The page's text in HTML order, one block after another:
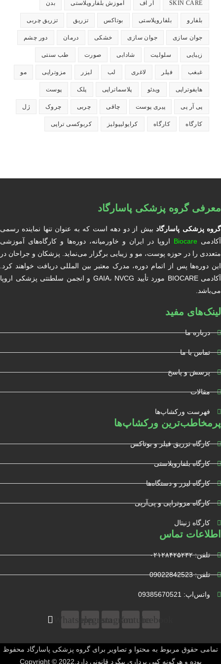
SKIN CARE آر اف آموزش بلفاروپلاستی بدن
بلفارو بلفاروپلاستی بوتاکس تزریق تزریق چربی
جوان سازی جوان سازی خشکی درمان دور چشم
زیبایی سلولیت شادابی صورت طب سنتی
غبغب فیلر لاغری لب لیزر مزوتراپی مو
هایفوتراپی ویدئو پلاسماتراپی پلک پوست
پی آر پی پیری پوست چاقی چربی چروک ژل
کارگاه کارگاه کرایولیپولیز کربوکسی تراپی
معرفی گروه پزشکی پاسارگاد
گروه پزشکی پاسارگادبیش از دو دهه است که به عنوان تنها نماینده رسمی
آکادمی Biocare اروپا در ایران و خاورمیانه، دوره‌ها و کارگاه‌های آموزشی
متعددی را در حوزه پوست، مو و زیبایی برگزار می‌نماید. پزشکان و جراحان در
این دوره‌ها پس از اتمام دوره، مدرک معتبر بین المللی دریافت خواهند کرد.
آکادمی BIOCARE مورد تأیید GAIA، NVCG و انجمن سلطنتی پزشکی اروپا
می‌باشد.
لینک‌های مفید
درباره ما
تماس با ما
پرسش و پاسخ
مقالات
فهرست ورکشاپ‌ها
پرمخاطب‌ترین ورکشاپ‌ها
کارگاه تزریق فیلر و بوتاکس
کارگاه بلفاروپلاستی
کارگاه لیزر و دستگاه‌ها
کارگاه مزوتراپی و پی‌آرپی
کارگاه ژنیتال
اطلاعات تماس
تلفن: ۰۲۱۲۸۴۲۵۲۳۲
تلفن: 09022842523
واتس‌‌اپ: 09385670521
Facebook
Youtube
Instagram
Telegram
Whatsapp
تمامی حقوق مربوط به محتوا و تصاویر برای گروه پزشکی پاسارگاد محفوظ
بوده و هرگونه کپی برداری پیگرد قانونی دارد.Copyright © 2022